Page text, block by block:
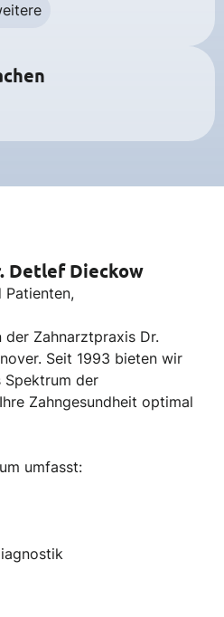
Detlef Dieckow
Patienten,
Zahnarztpraxis Dr.
Seit 1993 bieten wir
Spektrum der
Zahngesundheit optimal
umfasst: